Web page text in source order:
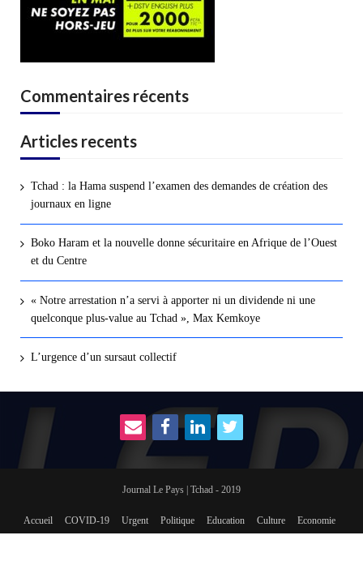
Commentaires récents
Articles recents
Tchad : la Hama suspend l’examen des demandes de création des
journaux en ligne
Boko Haram et la nouvelle donne sécuritaire en Afrique de l’Ouest
et du Centre
« Notre arrestation n’a servi à apporter ni un dividende ni une
quelconque plus-value au Tchad », Max Kemkoye
L’urgence d’un sursaut collectif
Journal Le Pays | Tchad - 2019
Accueil COVID-19 Urgent Politique Education Culture Economie